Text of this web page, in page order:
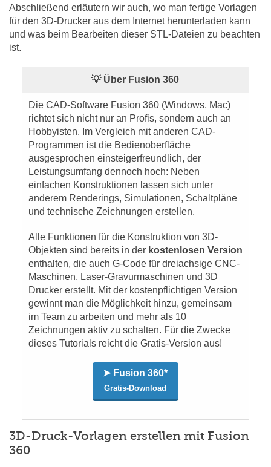
Abschließend erläutern wir auch, wo man fertige Vorlagen
für den 3D-Drucker aus dem Internet herunterladen kann
und was beim Bearbeiten dieser STL-Dateien zu beachten
ist.
💡 Über Fusion 360
Die CAD-Software Fusion 360 (Windows, Mac)
richtet sich nicht nur an Profis, sondern auch an
Hobbyisten. Im Vergleich mit anderen CAD-
Programmen ist die Bedienoberfläche
ausgesprochen einsteigerfreundlich, der
Leistungsumfang dennoch hoch: Neben
einfachen Konstruktionen lassen sich unter
anderem Renderings, Simulationen, Schaltpläne
und technische Zeichnungen erstellen.
Alle Funktionen für die Konstruktion von 3D-
Objekten sind bereits in der kostenlosen Version
enthalten, die auch G-Code für dreiachsige CNC-
Maschinen, Laser-Gravurmaschinen und 3D
Drucker erstellt. Mit der kostenpflichtigen Version
gewinnt man die Möglichkeit hinzu, gemeinsam
im Team zu arbeiten und mehr als 10
Zeichnungen aktiv zu schalten. Für die Zwecke
dieses Tutorials reicht die Gratis-Version aus!
➤ Fusion 360*
Gratis-Download
3D-Druck-Vorlagen erstellen mit Fusion
360